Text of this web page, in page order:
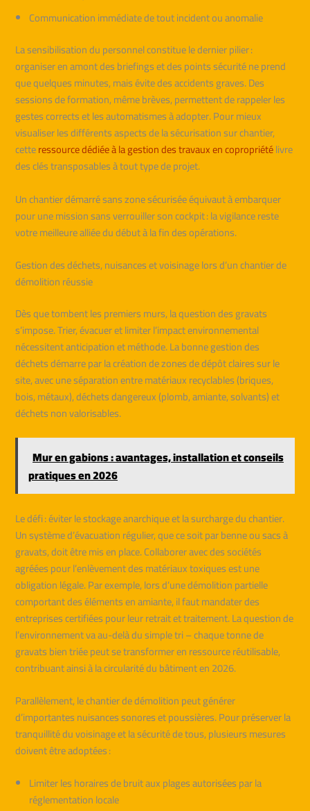
Communication immédiate de tout incident ou anomalie
La sensibilisation du personnel constitue le dernier pilier :
organiser en amont des briefings et des points sécurité ne prend
que quelques minutes, mais évite des accidents graves. Des
sessions de formation, même brèves, permettent de rappeler les
gestes corrects et les automatismes à adopter. Pour mieux
visualiser les différents aspects de la sécurisation sur chantier,
cetteressource dédiée à la gestion des travaux en copropriétélivre
des clés transposables à tout type de projet.
Un chantier démarré sans zone sécurisée équivaut à embarquer
pour une mission sans verrouiller son cockpit : la vigilance reste
votre meilleure alliée du début à la fin des opérations.
Gestion des déchets, nuisances et voisinage lors d’un chantier de
démolition réussie
Dès que tombent les premiers murs, la question des gravats
s’impose. Trier, évacuer et limiter l’impact environnemental
nécessitent anticipation et méthode. La bonne gestion des
déchets démarre par la création de zones de dépôt claires sur le
site, avec une séparation entre matériaux recyclables (briques,
bois, métaux), déchets dangereux (plomb, amiante, solvants) et
déchets non valorisables.
Mur en gabions : avantages, installation et conseils
pratiques en 2026
Le défi : éviter le stockage anarchique et la surcharge du chantier.
Un système d’évacuation régulier, que ce soit par benne ou sacs à
gravats, doit être mis en place. Collaborer avec des sociétés
agréées pour l’enlèvement des matériaux toxiques est une
obligation légale. Par exemple, lors d’une démolition partielle
comportant des éléments en amiante, il faut mandater des
entreprises certifiées pour leur retrait et traitement. La question de
l’environnement va au-delà du simple tri – chaque tonne de
gravats bien triée peut se transformer en ressource réutilisable,
contribuant ainsi à la circularité du bâtiment en 2026.
Parallèlement, le chantier de démolition peut générer
d’importantes nuisances sonores et poussières. Pour préserver la
tranquillité du voisinage et la sécurité de tous, plusieurs mesures
doivent être adoptées :
Limiter les horaires de bruit aux plages autorisées par la
réglementation locale